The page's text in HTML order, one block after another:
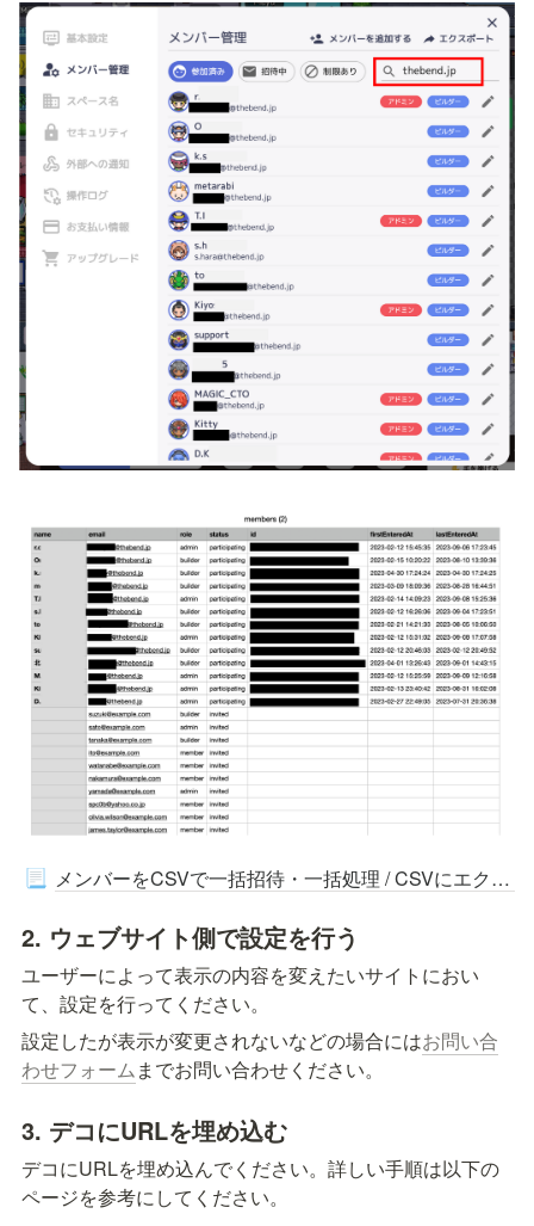
📃 メンバーをCSVで一括招待・一括処理 / CSVにエクスポートする
2. ウェブサイト側で設定を行う
ユーザーによって表示の内容を変えたいサイトにおい
て、設定を行ってください。
設定したが表示が変更されないなどの場合にはお問い合
わせフォームまでお問い合わせください。
3. デコにURLを埋め込む
デコにURLを埋め込んでください。詳しい手順は以下の
ページを参考にしてください。